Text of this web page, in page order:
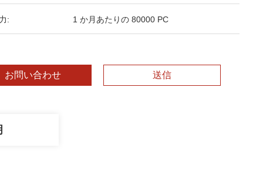
: 1 か月あたりの 80000 PC
お問い合わせ 送信